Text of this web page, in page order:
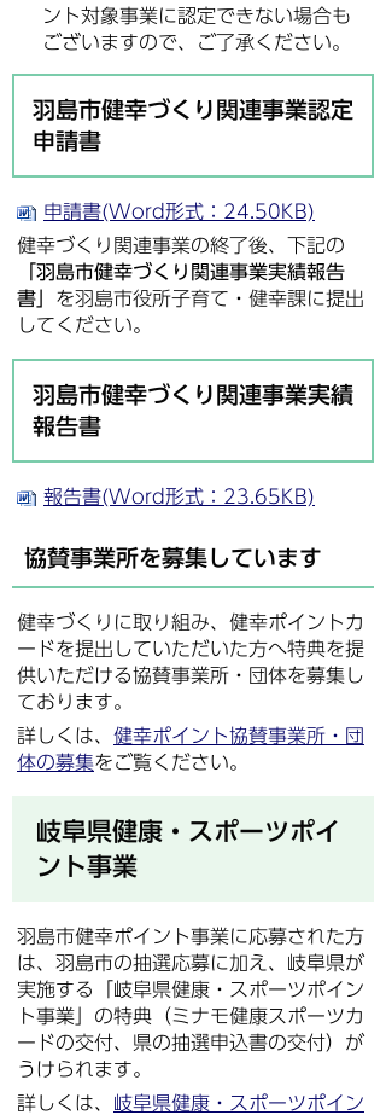
ント対象事業に認定できない場合も
ございますので、ご了承ください。
羽島市健幸づくり関連事業認定
申請書
申請書(Word形式：24.50KB)
健幸づくり関連事業の終了後、下記の
「羽島市健幸づくり関連事業実績報告
書」 を羽島市役所子育て・健幸課に提出
してください。
羽島市健幸づくり関連事業実績
報告書
報告書(Word形式：23.65KB)
協賛事業所を募集しています
健幸づくりに取り組み、健幸ポイントカ
ードを提出していただいた方へ特典を提
供いただける協賛事業所・団体を募集し
ております。
詳しくは、 健幸ポイント協賛事業所・団
体の募集をご覧ください。
岐阜県健康・スポーツポイ
ント事業
羽島市健幸ポイント事業に応募された方
は、羽島市の抽選応募に加え、岐阜県が
実施する「岐阜県健康・スポーツポイン
ト事業」の特典（ミナモ健康スポーツカ
ードの交付、県の抽選申込書の交付）が
うけられます。
詳しくは、 岐阜県健康・スポーツポイン